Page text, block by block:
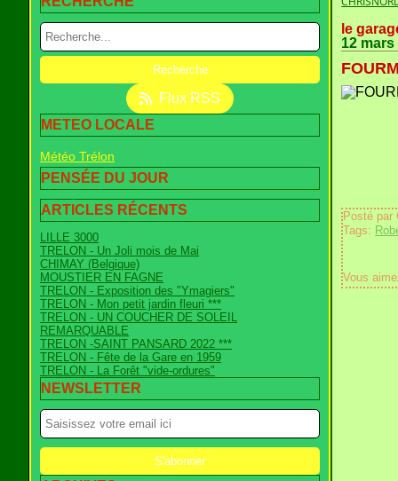
Flux RSS
METEO LOCALE
Météo Trélon
PENSÉE DU JOUR
ARTICLES RÉCENTS
LILLE 3000
TRELON - Un Joli mois de Mai
CHIMAY (Belgique)
MOUSTIER EN FAGNE
TRELON - Exposition des "Ymagiers"
TRELON - Mon petit jardin fleuri ***
TRELON - UN COUCHER DE SOLEIL
REMARQUABLE
TRELON -SAINT PANSARD 2022 ***
TRELON - Fête de la Gare en 1959
TRELON - La Forêt "vide-ordures"
NEWSLETTER
le
12 mars
Posté par
Tags:
Vous